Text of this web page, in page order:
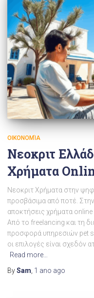
ΟΙΚΟΝΟΜΊΑ
Νεοκριτ
Χρήματα
Νεοκριτ Χρήματα στην
προσβάσιμα από ποτέ. Στην
αποκτήσεις χρήματα online
Από το freelancing και τη
προσφορά υπηρεσιών pet
οι επιλογές είναι σχεδόν
Read more…
BySam 1 ano ago